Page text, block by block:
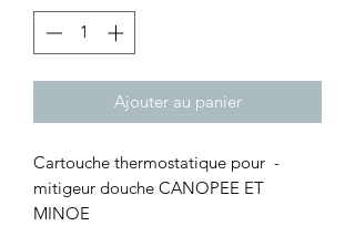
Ajouter au panier
Cartouche thermostatique pour -
mitigeur douche CANOPEE ET
MINOE